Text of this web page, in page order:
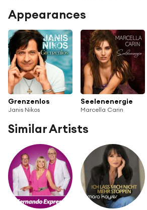
Appearances
Grenzenlos
Janis Nikos
Seelenenergie
Marcella Carin
Similar Artists